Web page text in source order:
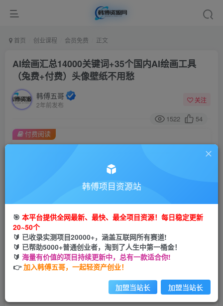
首页 创业课程 会员免费 正文
AI绘画汇总14000关键词+35个国内AI绘画工具
（兔费+付费）头像壁纸不用愁
韩傅五哥
2年前发布
关注
1522 54
金币9.9金币99
立即购买
您当前未登录！建议登陆后购买，可保存购买订单
付费阅读
韩傅项目资源站
🎯 本平台提供全网最新、最快、最全项目资源！每日稳定更新
20~50个
🔰 已收录实测项目20000+，涵盖互联网所有赛道!
🔰 已帮助5000+普通创业者，淘到了人生中第一桶金！
🔰 海量有价值的项目持续更新中，总有一款适合你!
👉加入韩傅五哥，一起轻资产创业！
加盟当站长 加盟当站长